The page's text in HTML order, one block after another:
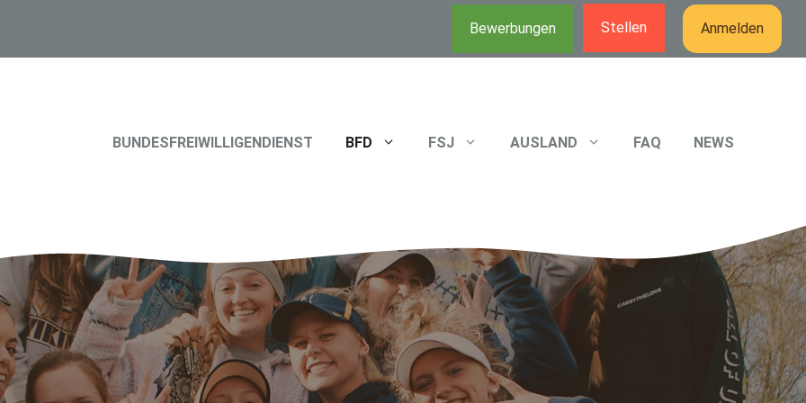
Bewerbungen Stellen Anmelden
BUNDESFREIWILLIGENDIENST
BFD FSJ AUSLAND FAQ NEWS